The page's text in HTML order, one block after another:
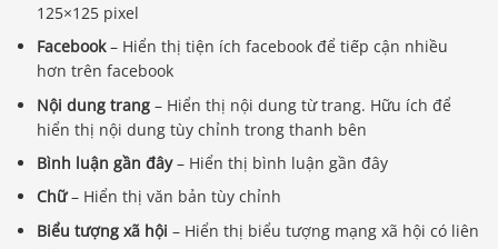
125×125 pixel
Facebook– Hiển thị tiện ích facebook để tiếp cận nhiều
hơn trên facebook
Nội dung trang – Hiển thị nội dung từ trang. Hữu ích để
hiển thị nội dung tùy chỉnh trong thanh bên
Bình luận gần đây– Hiển thị bình luận gần đây
Chữ– Hiển thị văn bản tùy chỉnh
Biểu tượng xã hội – Hiển thị biểu tượng mạng xã hội có liên